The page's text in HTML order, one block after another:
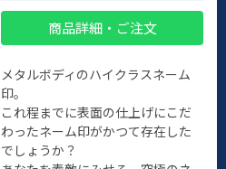
商品詳細・ご注文
メタルボディのハイクラスネーム
印。
これ程までに表面の仕上げにこだ
わったネーム印がかつて存在した
でしょうか？